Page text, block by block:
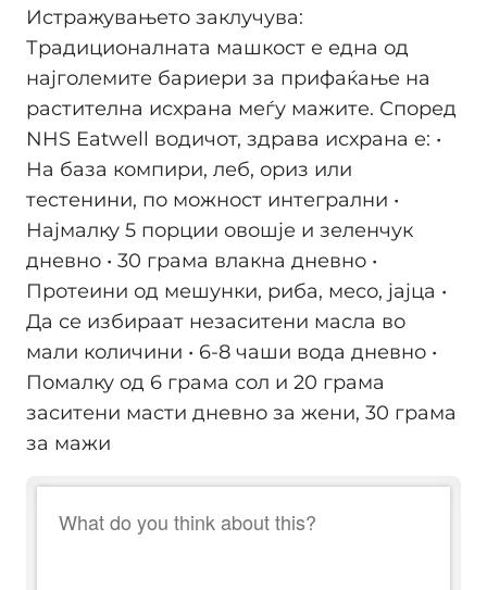
Истражувањето заклучува:
Традиционалната машкост е една од
најголемите бариери за прифаќање на
растителна исхрана меѓу мажите. Според
NHS Eatwell водичот, здрава исхрана е: •
На база компири, леб, ориз или
тестенини, по можност интегрални •
Најмалку 5 порции овошје и зеленчук
дневно • 30 грама влакна дневно •
Протеини од мешунки, риба, месо, јајца •
Да се избираат незаситени масла во
мали количини • 6-8 чаши вода дневно •
Помалку од 6 грама сол и 20 грама
заситени масти дневно за жени, 30 грама
за мажи